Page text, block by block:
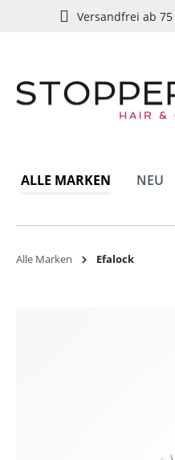
ZurVersandfrei ab
ALLE MARKEN NEU
Alle Marken Efalock